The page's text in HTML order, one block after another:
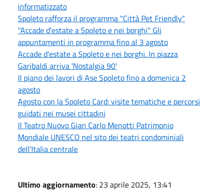
informatizzato
Spoleto rafforza il programma "Città Pet Friendly"
"Accade d'estate a Spoleto e nei borghi" Gli
appuntamenti in programma fino al 3 agosto
Accade d'estate a Spoleto e nei borghi. In piazza
Garibaldi arriva 'Nostalgia 90'
Il piano dei lavori di Ase Spoleto fino a domenica 2
agosto
Agosto con la Spoleto Card: visite tematiche e percorsi
guidati nei musei cittadini
Il Teatro Nuovo Gian Carlo Menotti Patrimonio
Mondiale UNESCO nel sito dei teatri condominiali
dell'Italia centrale
Ultimo aggiornamento: 23 aprile 2025, 13:41